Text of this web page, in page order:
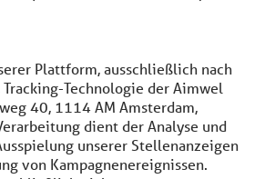
Plattform, ausschließlich nach
Technologie der Aimwel
40, 1114 AM Amsterdam,
dient der Analyse und
unserer Stellenanzeigen
von Kampagnenereignissen.